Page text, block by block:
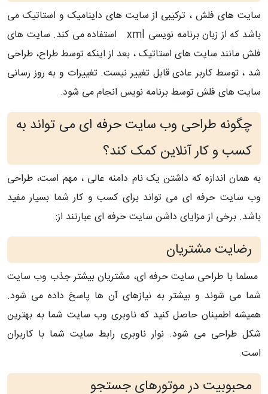
سایت های فلش ، ترکیبی از سایت های داینامیک و استاتیک می
باشد که از زبان برنامه نویسی xml استفاده می کند. سایت های
فلش مانند سایت های استاتیک ، بعد از اینکه توسط طراح، طراحی
شد ، توسط کاربر عادی قابل تغییر نیست. تغییرات و به روز رسانی
سایت های فلش توسط برنامه نویس انجام می شود.
چگونه طراحی وب سایت حرفه ای می تواند به
کسب و کار آنلاین کمک کند؟
به همان اندازه که داشتن یک نام دامنه عالی ، مهم است، طراحی
وب سایت حرفه ای می تواند برای کسب و کار شما بسیار مفید
باشد. برخی از مزایای داشن سایت حرفه ای عبارتند از:
رضایت مشتریان
مسلما با طراحی سایت حرفه ای، مشتریان بیشتر جذب وب سایت
شما می شوند و بیشتر به نیازهای آن ها پاسخ داده می شود.
همیشه اطمینان حاصل کنید که ناوبری وب سایت شما به بهترین
شکل طراحی می شود. نوار ناوبری رابط سایت شما با کاربران
است.
محبوبیت در موتورهای جستجو